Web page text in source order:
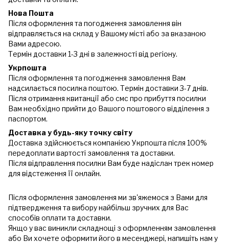
Нова Пошта
Після оформлення та погодження замовлення він
відправляється на склад у Вашому місті або за вказаною
Вами адресою.
Термін доставки 1-3 дні в залежності від регіону.
Укрпошта
Після оформлення та погодження замовлення Вам
надсилається посилка поштою. Термін доставки 3-7 днів.
Після отримання квитанції або смс про прибуття посилки
Вам необхідно прийти до Вашого поштового відділення з
паспортом.
Доставка у будь-яку точку світу
Доставка здійснюється компанією Укрпошта після 100%
передоплати вартості замовлення та доставки.
Після відправлення посилки Вам буде надіслан трек номер
для відстеження її онлайн.
Після оформлення замовлення ми зв'яжемося з Вами для
підтвердження та вибору найбільш зручних для Вас
способів оплати та доставки.
Якщо у вас виникли складнощі з оформленням замовлення
або Ви хочете оформити його в месенджері, напишіть нам у